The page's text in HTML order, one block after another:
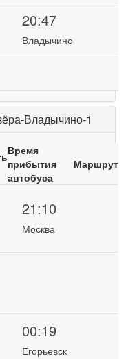
20:47
Владычино
Владычино-1
Время
прибытия
автобуса
Маршрут
21:10
Москва
00:19
Егорьевск